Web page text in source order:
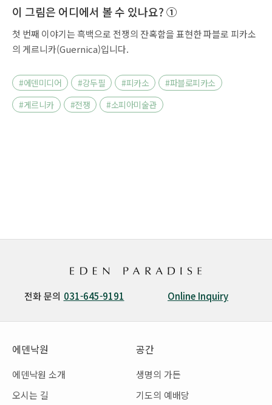
이 그림은 어디에서 볼 수 있나요? ①
첫 번째 이야기는 흑백으로 전쟁의 잔혹함을 표현한 파블로 피카소
의 게르니카(Guernica)입니다.
#에덴미디어 #강두필 #피카소
#파블로피카소
#게르니카
#전쟁 #소피아미술관
전화 문의 031-645-9191 Online Inquiry
에덴낙원
에덴낙원 소개
오시는 길
공간
생명의 가든
기도의 예배당